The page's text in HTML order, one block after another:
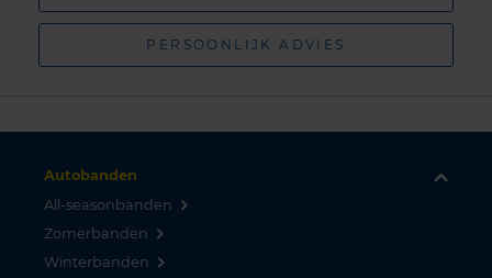
PERSOONLIJK ADVIES
Autobanden
All-seasonbanden
Zomerbanden
Winterbanden